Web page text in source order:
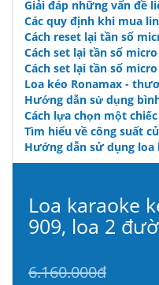
Giải đáp những vấn đề
Các quy định khi mua
Cách reset lại tần số
Cách set lại tần số
Cách set lại tần số
Loa kéo Ronamax -
Hướng dẫn sử dụng
Cách lựa chọn một
Tìm hiểu về công suất
Hướng dẫn sử dụng loa
Loa karaoke
909, loa 2
6.160.000đ